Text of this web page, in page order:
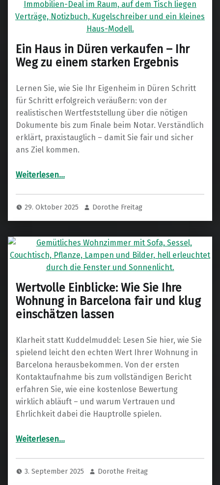
Ein Haus in Düren verkaufen – Ihr
Weg zu einem starken Ergebnis
Lernen Sie, wie Sie Ihr Eigenheim in Düren Schritt
für Schritt erfolgreich veräußern: von der
realistischen Wertfeststellung über die nötigen
Dokumente bis zum Finale beim Notar. Verständlich
erklärt, praxistauglich – damit Sie fair und sicher
ans Ziel kommen.
Weiterlesen“Ein Haus in Düren verkaufen – Ihr Weg zu einem starken Ergebnis”
…
29. Oktober 2025 Dorothe Freitag
Wertvolle Einblicke: Wie Sie Ihre
Wohnung in Barcelona fair und klug
einschätzen lassen
Klarheit statt Kuddelmuddel: Lesen Sie hier, wie Sie
spielend leicht den echten Wert Ihrer Wohnung in
Barcelona herausbekommen. Von der ersten
Kontaktaufnahme bis zum vollständigen Bericht
erfahren Sie, wie eine kostenlose Bewertung
wirklich abläuft – und warum Vertrauen und
Ehrlichkeit dabei die Hauptrolle spielen.
Weiterlesen“Wertvolle Einblicke: Wie Sie Ihre Wohnung in Barcelona fair und klug einschätzen lassen”
…
3. September 2025 Dorothe Freitag